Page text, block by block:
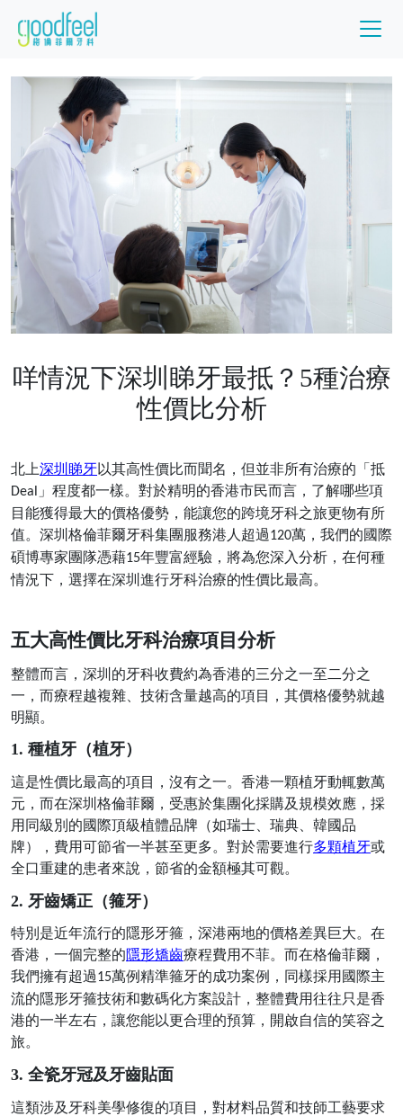
咩情況下深圳睇牙最抵？5種治療
性價比分析
北上深圳睇牙以其高性價比而聞名，但並非所有治療的「抵
Deal
」程度都一樣。對於精明的香港市民而言，了解哪些項
目能獲得最大的價格優勢，能讓您的跨境牙科之旅更物有所
值。深圳格倫菲爾牙科集團服務港人超過120萬，我們的國際
碩博專家團隊憑藉15年豐富經驗，將為您深入分析，在何種
情況下，選擇在深圳進行牙科治療的性價比最高。
五大高性價比牙科治療項目分析
整體而言，深圳的牙科收費約為香港的三分之一至二分之
一，而療程越複雜、技術含量越高的項目，其價格優勢就越
明顯。
1. 種植牙（植牙）
這是性價比最高的項目，沒有之一。香港一顆植牙動輒數萬
元，而在深圳格倫菲爾，受惠於集團化採購及規模效應，採
用同級別的國際頂級植體品牌（如瑞士、瑞典、韓國品
牌），費用可節省一半甚至更多。對於需要進行多顆植牙或
全口重建的患者來說，節省的金額極其可觀。
2. 牙齒矯正（箍牙）
特別是近年流行的隱形牙箍，深港兩地的價格差異巨大。在
香港，一個完整的隱形矯齒療程費用不菲。而在格倫菲爾，
我們擁有超過15萬例精準箍牙的成功案例，同樣採用國際主
流的隱形牙箍技術和數碼化方案設計，整體費用往往只是香
港的一半左右，讓您能以更合理的預算，開啟自信的笑容之
旅。
3. 全瓷牙冠及牙齒貼面
這類涉及牙科美學修復的項目，對材料品質和技師工藝要求